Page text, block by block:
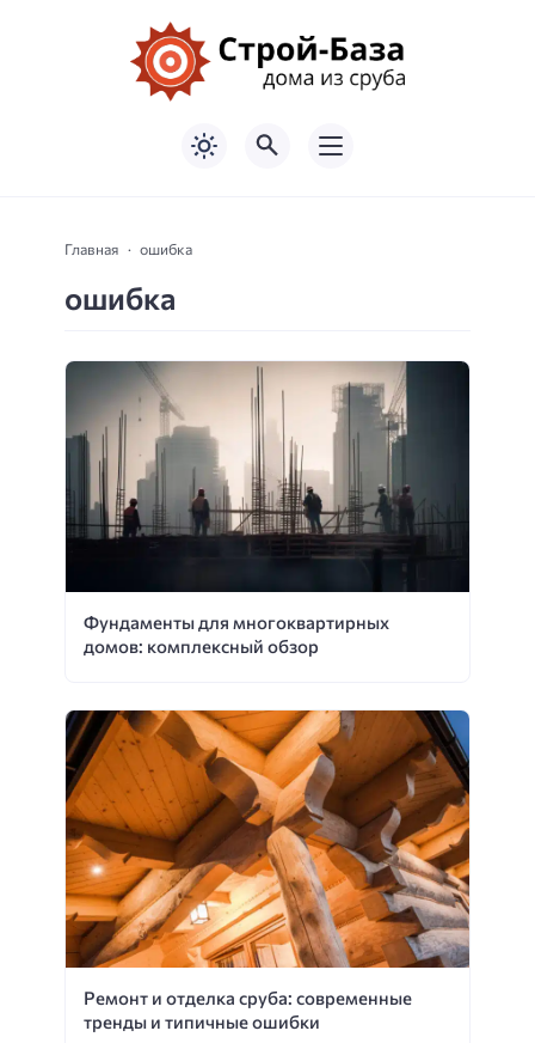
Главная ошибка
ошибка
Фундаменты для многоквартирных
домов: комплексный обзор
Ремонт и отделка сруба: современные
тренды и типичные ошибки